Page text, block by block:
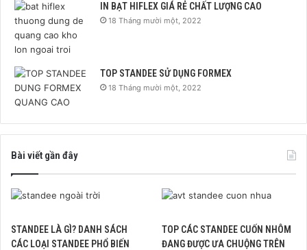
IN BẠT HIFLEX GIÁ RẺ CHẤT LƯỢNG CAO
18 Tháng mười một, 2022
TOP STANDEE SỬ DỤNG FORMEX
18 Tháng mười một, 2022
Bài viết gần đây
STANDEE LÀ GÌ? DANH SÁCH
CÁC LOẠI STANDEE PHỔ BIẾN
TOP CÁC STANDEE CUỐN NHÔM
ĐANG ĐƯỢC ƯA CHUỘNG TRÊN